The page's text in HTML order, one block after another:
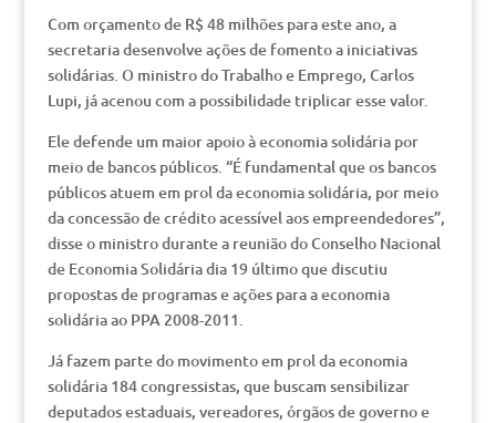
Com orçamento de R$ 48 milhões para este ano, a
secretaria desenvolve ações de fomento a iniciativas
solidárias. O ministro do Trabalho e Emprego, Carlos
Lupi, já acenou com a possibilidade triplicar esse valor.
Ele defende um maior apoio à economia solidária por
meio de bancos públicos. “É fundamental que os bancos
públicos atuem em prol da economia solidária, por meio
da concessão de crédito acessível aos empreendedores”,
disse o ministro durante a reunião do Conselho Nacional
de Economia Solidária dia 19 último que discutiu
propostas de programas e ações para a economia
solidária ao PPA 2008-2011.
Já fazem parte do movimento em prol da economia
solidária 184 congressistas, que buscam sensibilizar
deputados estaduais, vereadores, órgãos de governo e